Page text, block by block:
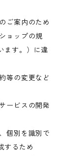
ご案内のため
ョップの規
ます。）に違
等の変更など
ービスの開発
個別を識別で
するため